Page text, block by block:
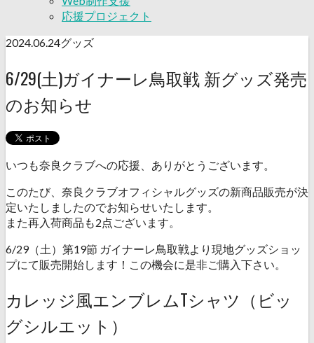
応援プロジェクト
2024.06.24グッズ
6/29(土)ガイナーレ鳥取戦 新グッズ発売
のお知らせ
いつも奈良クラブへの応援、ありがとうございます。
このたび、奈良クラブオフィシャルグッズの新商品販売が決
定いたしましたのでお知らせいたします。
また再入荷商品も2点ございます。
6/29（土）第19節 ガイナーレ鳥取戦より現地グッズショッ
プにて販売開始します！この機会に是非ご購入下さい。
カレッジ風エンブレムTシャツ（ビッ
グシルエット）